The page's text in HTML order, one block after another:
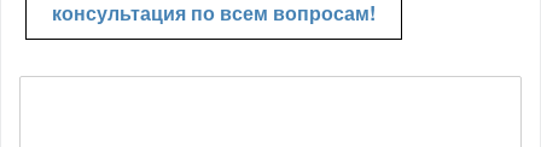
консультация по всем вопросам!